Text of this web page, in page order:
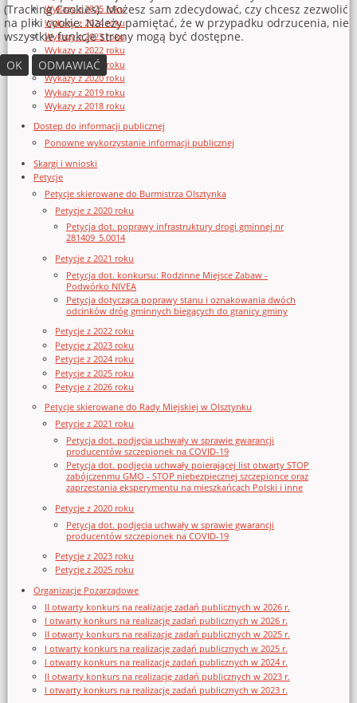
Wykazy z 2025 roku
Wykazy z 2024 roku
Wykazy z 2023 roku
Wykazy z 2022 roku
Wykazy z 2021 roku
Wykazy z 2020 roku
Wykazy z 2019 roku
Wykazy z 2018 roku
Dostęp do informacji publicznej
Ponowne wykorzystanie informacji publicznej
Skargi i wnioski
Petycje
Petycje skierowane do Burmistrza Olsztynka
Petycje z 2020 roku
Petycja dot. poprawy infrastruktury drogi gminnej nr
281409_5.0014
Petycje z 2021 roku
Petycja dot. konkursu: Rodzinne Miejsce Zabaw -
Podwórko NIVEA
Petycja dotycząca poprawy stanu i oznakowania dwóch
odcinków dróg gminnych biegących do granicy gminy
Petycje z 2022 roku
Petycje z 2023 roku
Petycje z 2024 roku
Petycje z 2025 roku
Petycje z 2026 roku
Petycje skierowane do Rady Miejskiej w Olsztynku
Petycje z 2021 roku
Petycja dot. podjęcia uchwały w sprawie gwarancji
producentów szczepionek na COVID-19
Petycja dot. podjęcia uchwały poierającej list otwarty STOP
zabójczenmu GMO - STOP niebezpiecznej szczepionce oraz
zaprzestania eksperymentu na mieszkańcach Polski i inne
Petycje z 2020 roku
Petycja dot. podjęcia uchwały w sprawie gwarancji
producentów szczepionek na COVID-19
Petycje z 2023 roku
Petycje z 2025 roku
Organizacje Pozarządowe
II otwarty konkurs na realizację zadań publicznych w 2026 r.
I otwarty konkurs na realizację zadań publicznych w 2026 r.
II otwarty konkurs na realizację zadań publicznych w 2025 r.
I otwarty konkurs na realizację zadań publicznych w 2025 r.
I otwarty konkurs na realizację zadań publicznych w 2024 r.
II otwarty konkurs na realizację zadań publicznych w 2023 r.
I otwarty konkurs na realizację zadań publicznych w 2023 r.
(Tracking Cookies). Możesz sam zdecydować, czy chcesz zezwolić
na pliki cookie. Należy pamiętać, że w przypadku odrzucenia, nie
wszystkie funkcje strony mogą być dostępne.
OK
ODMAWIAĆ